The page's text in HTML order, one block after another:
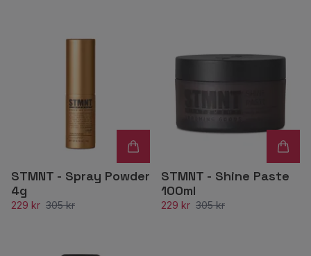
STMNT - Spray Powder
4g
229 kr 305 kr
STMNT - Shine Paste
100ml
229 kr 305 kr